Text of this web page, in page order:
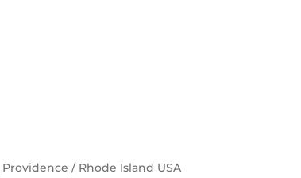
/ Rhode Island USA